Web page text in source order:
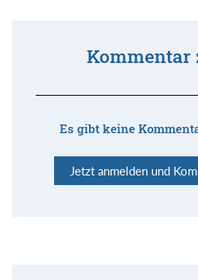
Kommentar
Es gibt keine
Jetzt anmelden und